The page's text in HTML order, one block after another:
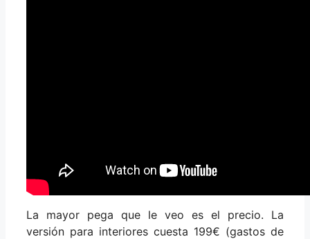
La mayor pega que le veo es el precio. La
versión para interiores cuesta 199€ (gastos de